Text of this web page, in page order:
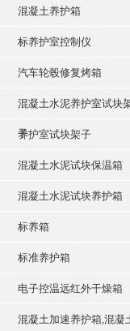
混凝土养护箱
标养护室控制仪
汽车轮毂修复烤箱
混凝土水泥养护室试块
子
养护室试块架子
混凝土水泥试块保温箱
混凝土水泥试块养护箱
标养箱
标准养护箱
电子控温远红外干燥箱
混凝土加速养护箱,混凝